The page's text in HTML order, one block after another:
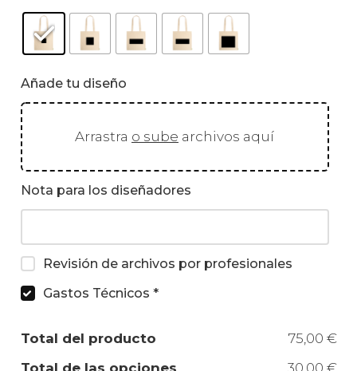
Añade tu diseño
Arrastra o sube archivos aquí
Nota para los diseñadores
Revisión de archivos por profesionales
Gastos Técnicos *
Total del producto
75,00 €